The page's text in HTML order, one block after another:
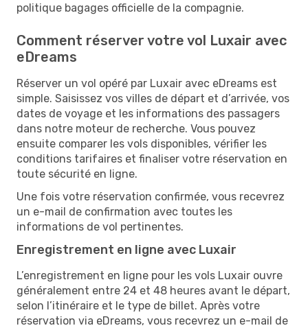
politique bagages officielle de la compagnie.
Comment réserver votre vol Luxair avec
eDreams
​​Réserver un vol opéré par Luxair avec eDreams est
simple. Saisissez vos villes de départ et d’arrivée, vos
dates de voyage et les informations des passagers
dans notre moteur de recherche. Vous pouvez
ensuite comparer les vols disponibles, vérifier les
conditions tarifaires et finaliser votre réservation en
toute sécurité en ligne.
Une fois votre réservation confirmée, vous recevrez
un e-mail de confirmation avec toutes les
informations de vol pertinentes.
Enregistrement en ligne avec Luxair
L’enregistrement en ligne pour les vols Luxair ouvre
généralement entre 24 et 48 heures avant le départ,
selon l’itinéraire et le type de billet. Après votre
réservation via eDreams, vous recevrez un e-mail de